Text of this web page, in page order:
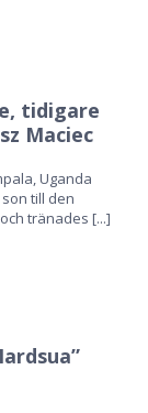
tidigare
Maciec
Uganda
till den
tränades [...]